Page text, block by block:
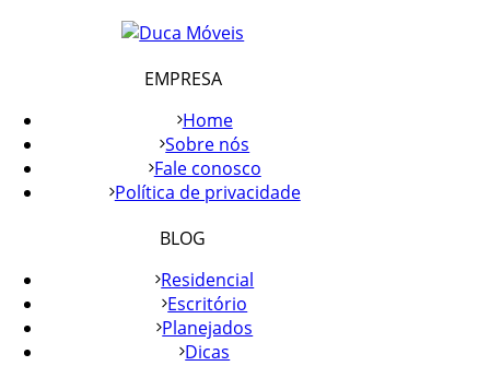
EMPRESA
Home
Sobre nós
Fale conosco
Política de privacidade
BLOG
Residencial
Escritório
Planejados
Dicas